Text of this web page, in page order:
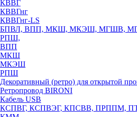
КВВГ
КВВГнг
КВВГнг-LS
БПВЛ, ВПП, МКШ, МКЭШ, МГШВ,
РПШ,
ВПП
МКШ
МКЭШ
РПШ
Декоративный (ретро) для открытой
Ретропровод BIRONI
Кабель USB
КСПВГ, КСПВЭГ, КПСВВ, ПРППМ,